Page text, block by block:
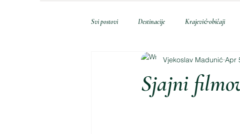
Svi postovi Destinacije Krajevi&običaji
Sjajni
Vjekoslav Madunić Apr